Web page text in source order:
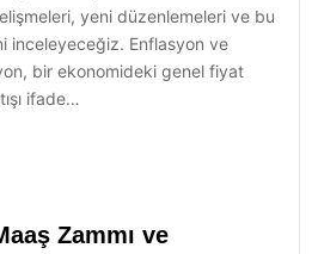
yeni düzenlemeleri ve bu
inceleyeceğiz. Enflasyon ve
bir ekonomideki genel fiyat
ifade…
Zammı ve